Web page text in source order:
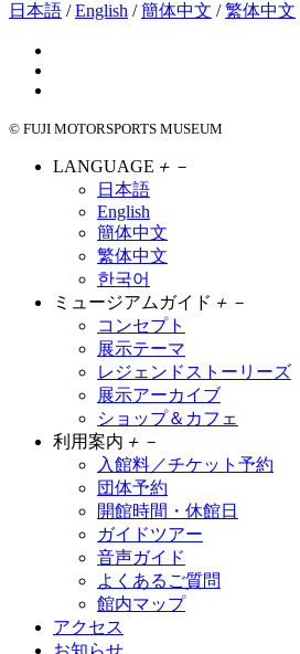
日本語 /English /簡体中文 /繁体中文
© FUJI MOTORSPORTS MUSEUM
LANGUAGE ＋ －
日本語
English
簡体中文
繁体中文
한국어
ミュージアムガイド ＋ －
コンセプト
展示テーマ
レジェンドストーリーズ
展示アーカイブ
ショップ＆カフェ
利用案内 ＋ －
入館料／チケット予約
団体予約
開館時間・休館日
ガイドツアー
音声ガイド
よくあるご質問
館内マップ
アクセス